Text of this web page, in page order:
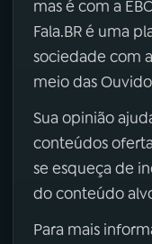
mas é com a
Fala.BR é uma
sociedade com
meio das
Sua opinião
conteúdos
se esqueça de
do conteúdo
Para mais